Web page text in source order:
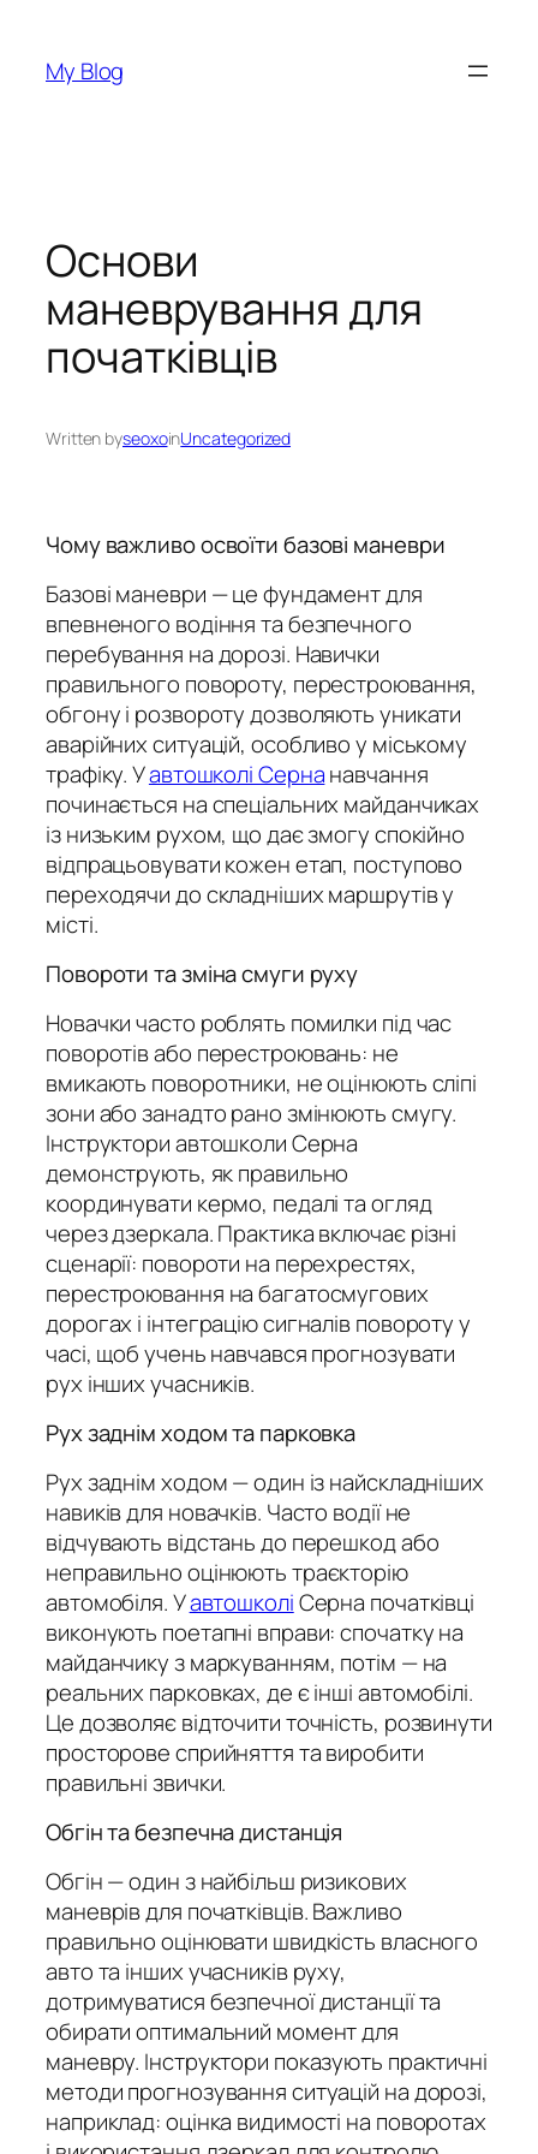
вмісту
My Blog
Основи
маневрування для
початківців
Written byseoxoinUncategorized
Чому важливо освоїти базові маневри
Базові маневри — це фундамент для
впевненого водіння та безпечного
перебування на дорозі. Навички
правильного повороту, перестроювання,
обгону і розвороту дозволяють уникати
аварійних ситуацій, особливо у міському
трафіку. Уавтошколі Сернанавчання
починається на спеціальних майданчиках
із низьким рухом, що дає змогу спокійно
відпрацьовувати кожен етап, поступово
переходячи до складніших маршрутів у
місті.
Повороти та зміна смуги руху
Новачки часто роблять помилки під час
поворотів або перестроювань: не
вмикають поворотники, не оцінюють сліпі
зони або занадто рано змінюють смугу.
Інструктори автошколи Серна
демонструють, як правильно
координувати кермо, педалі та огляд
через дзеркала. Практика включає різні
сценарії: повороти на перехрестях,
перестроювання на багатосмугових
дорогах і інтеграцію сигналів повороту у
часі, щоб учень навчався прогнозувати
рух інших учасників.
Рух заднім ходом та парковка
Рух заднім ходом — один із найскладніших
навиків для новачків. Часто водії не
відчувають відстань до перешкод або
неправильно оцінюють траєкторію
автомобіля. УавтошколіСерна початківці
виконують поетапні вправи: спочатку на
майданчику з маркуванням, потім — на
реальних парковках, де є інші автомобілі.
Це дозволяє відточити точність, розвинути
просторове сприйняття та виробити
правильні звички.
Обгін та безпечна дистанція
Обгін — один з найбільш ризикових
маневрів для початківців. Важливо
правильно оцінювати швидкість власного
авто та інших учасників руху,
дотримуватися безпечної дистанції та
обирати оптимальний момент для
маневру. Інструктори показують практичні
методи прогнозування ситуацій на дорозі,
наприклад: оцінка видимості на поворотах